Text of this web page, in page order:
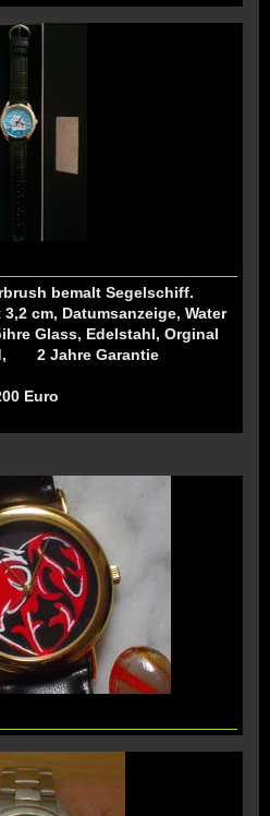
bemalt Segelschiff.
cm, Datumsanzeige, Water
Glass, Edelstahl, Orginal
2 Jahre Garantie
Euro